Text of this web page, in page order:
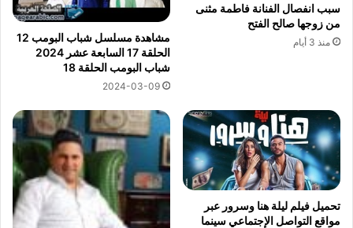
سبب انفصال الفنانة فاطمة مثنى
من زوجها صالح الفتح
منذ 3 أيام
مشاهدة مسلسل شباب البومب 12
الحلقة 17 السابعة عشر 2024
شباب البومب الحلقة 18
2024-03-09
تحميل فيلم ليلة هنا وسرور عبر
مواقع التواصل الإجتماعي سينما